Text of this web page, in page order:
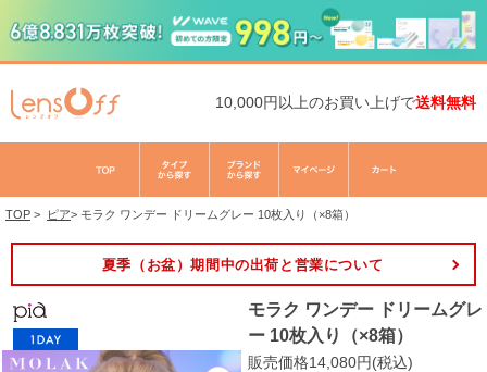
10,000円以上のお買い上げで送料無料
TOP > ピア> モラク ワンデー ドリームグレー 10枚入り（×8箱）
夏季（お盆）期間中の出荷と営業について
モラク ワンデー ドリームグレ
ー 10枚入り（×8箱）
販売価格14,080円(税込)